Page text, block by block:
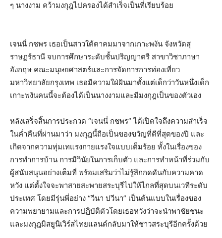
ๆ นางงาม คว้ามงกุฎไปครองได้สำเร็จเป็นที่เรียบร้อย
เจนนี่​ กชพร​ เธอเป็นสาวใต้ตาคมมาจาก​เกาะพงัน จังหวัดสุ
ราษฏร์ธานี​ จบการศึกษาระดับชั้น​ปริญญาตรี​ สาขาวิชาภาษา
อังกฤษ คณะมนุษยศาสตร์และการจัดการการท่องเที่ยว​
มหาวิทยาลัยกรุงเทพ​ เธอมีความใฝ่ฝันมาตั้งแต่เด็กว่าวันหนึ่งเด็ก
เกาะพงันคนนี้จะต้องได้เป็นนางงามและมีมงกุฎเป็นของตัวเอง
​หลังเสร็จสิ้นการประกวด “เจนนี่ กชพร” ได้เปิดใจถึงความสำเร็จ
ในค่ำคืนที่ผ่านมาว่า มงกุฎนี้ถือเป็นของขวัญที่ดีที่สุดของปี และ
เกิดจากความทุ่มเทแรงกายแรงใจแบบเต็มร้อย ทั้งในเรื่องของ
การทำการบ้าน การมีวินัยในการเก็บตัว และการทำหน้าที่ร่วมกับ
ผู้สนับสนุนอย่างเต็มที่ พร้อมเสริมว่าไม่รู้สึกกดดันกับความคาด
หวัง แต่ตั้งใจจะพาสายสะพายสระบุรีไปให้ไกลที่สุดบนเวทีระดับ
ประเทศ โดยมีรุ่นพี่อย่าง “วีนา ปวีนา” เป็นต้นแบบในเรื่องของ
ความพยายามและการปฏิบัติตัว​โดยเธอหวังว่าจะนำพาชัยชนะ
และ​มงกุฎ​มิสยูนิ​เวิร์ส​ไทยแลนด์​กลับมาให้ชาว​สระบุรีอีกครั้งด้วย​